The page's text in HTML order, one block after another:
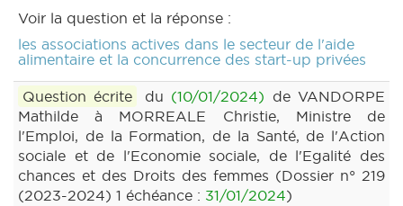
Voir la question et la réponse :
les associations actives dans le secteur de l'aide
alimentaire et la concurrence des start-up privées
Question écrite du (10/01/2024) de VANDORPE
Mathilde à MORREALE Christie, Ministre de
l'Emploi, de la Formation, de la Santé, de l'Action
sociale et de l'Economie sociale, de l'Egalité des
chances et des Droits des femmes (Dossier n° 219
(2023-2024) 1 échéance : 31/01/2024)